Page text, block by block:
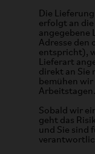
Die
erfolgt an
angegebene
Adresse den
entspricht),
Lieferart
direkt an Sie
bemühen
Arbeitstagen.
Sobald wir
geht das
und Sie sind